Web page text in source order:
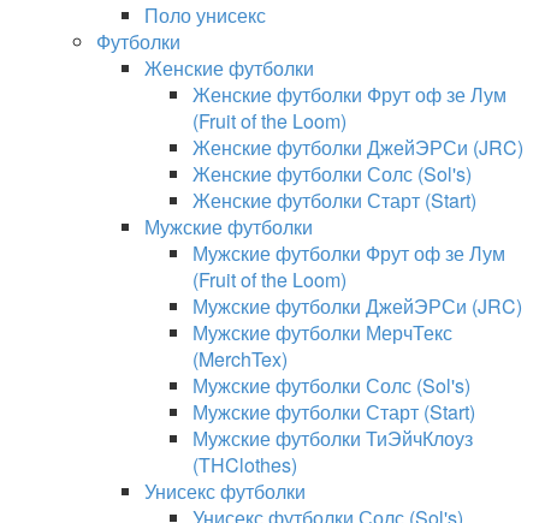
Поло унисекс
Футболки
Женские футболки
Женские футболки Фрут оф зе Лум
(Fruit of the Loom)
Женские футболки ДжейЭРСи (JRC)
Женские футболки Солс (Sol's)
Женские футболки Старт (Start)
Мужские футболки
Мужские футболки Фрут оф зе Лум
(Fruit of the Loom)
Мужские футболки ДжейЭРСи (JRC)
Мужские футболки МерчТекс
(MerchTex)
Мужские футболки Солс (Sol's)
Мужские футболки Старт (Start)
Мужские футболки ТиЭйчКлоуз
(THClothes)
Унисекс футболки